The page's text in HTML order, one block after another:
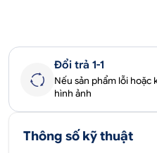
Đổi trả 1-1
Nếu sản phẩm lỗi hoặc
hình ảnh
Thông số kỹ thuật